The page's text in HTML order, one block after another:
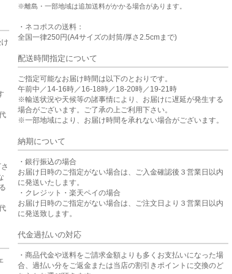
※離島・一部地域は追加送料がかかる場合があります。
・ネコポスの送料：
全国一律250円(A4サイズの封筒/厚さ2.5cmまで)
配送時間指定について
ご指定可能なお届け時間は以下のとおりです。
午前中／14-16時／16-18時／18-20時／19-21時
※輸送状況や天候等の諸事情により、お届けに遅延が発生する
場合がございます。ご了承の上ご利用下さい。
※一部地域により、お届け時間を承れない場合がございます。
納期について
・銀行振込の場合
お届け日時のご指定がない場合は、ご入金確認後３営業日以内
に発送いたします。
・クレジット・楽天ペイの場合
お届け日時のご指定がない場合は、ご注文日より３営業日以内
に発送致します。
代金過払いの対応
・商品代金や送料をご請求金額よりも多くお支払いになった場
合、過払い分をご返金または当店の割引きポイントに交換のど